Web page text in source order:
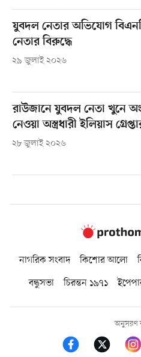
যুবদল নেতার অভিযোগ
নেতার বিরুদ্ধে
২৯ জুলাই ২০২৬
রাউজানে যুবদল নেতা খুনে
নেওয়া অস্ত্রধারী ইলিয়াস
২৮ জুলাই ২০২৬
নাগরিক সংবাদ কিশোর আলো
বন্ধুসভা
চিরন্তন ১৯৭১
অনুসরণ